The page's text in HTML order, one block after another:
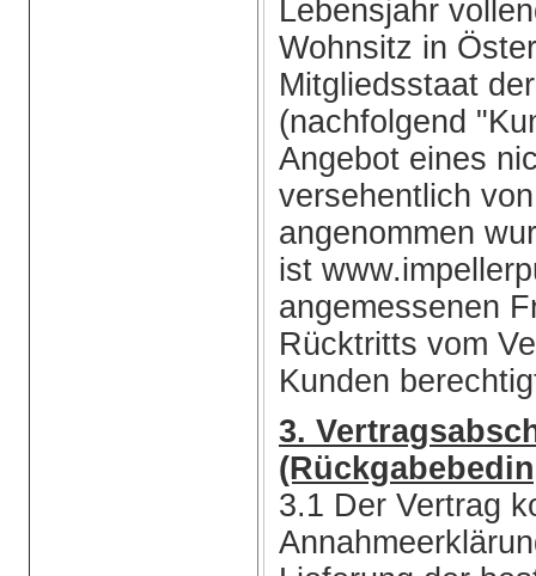
Lebensjahr
Wohnsitz in
Mitgliedsstaat
(nachfolgend
Angebot eines
versehentlich
angenommen
ist
angemessenen
Rücktritts vom
Kunden
3.
3.1 Der Vertrag